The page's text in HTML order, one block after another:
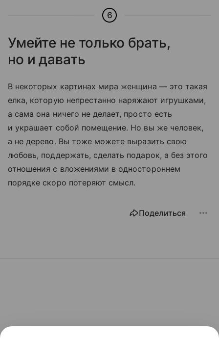
6
Умейте не только брать,
но и давать
В некоторых картинах мира женщина — это такая
eлка, которую непрестанно наряжают игрушками,
а сама она ничего не делает, просто есть
и украшает собой помещение. Но вы же человек,
а не дерево. Вы тоже можете выразить свою
любовь, поддержать, сделать подарок, а без этого
отношения с вложениями в одностороннем
порядке скоро потеряют смысл.
Поделиться